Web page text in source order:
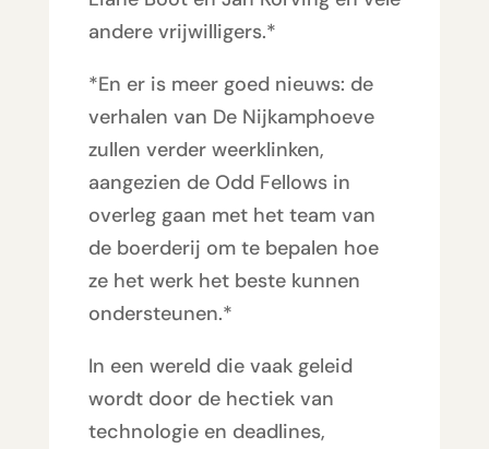
andere vrijwilligers.*
*En er is meer goed nieuws: de
verhalen van De Nijkamphoeve
zullen verder weerklinken,
aangezien de Odd Fellows in
overleg gaan met het team van
de boerderij om te bepalen hoe
ze het werk het beste kunnen
ondersteunen.*
In een wereld die vaak geleid
wordt door de hectiek van
technologie en deadlines,